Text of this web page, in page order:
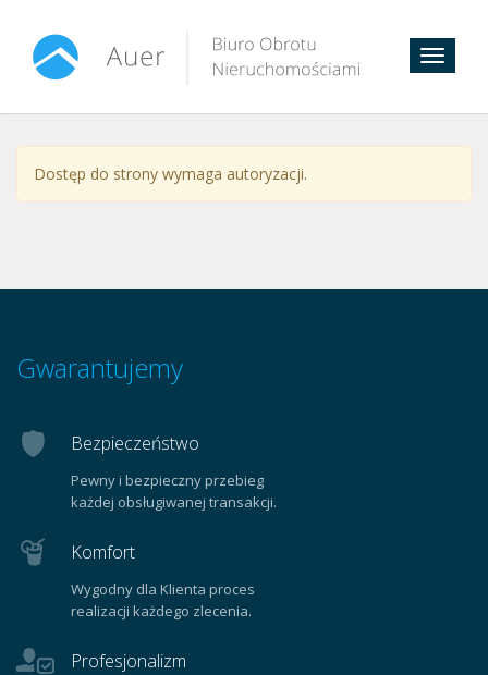
Toggle
Dostęp do strony wymaga autoryzacji.
Gwarantujemy
Bezpieczeństwo
Pewny i bezpieczny przebieg
każdej obsługiwanej transakcji.
Komfort
Wygodny dla Klienta proces
realizacji każdego zlecenia.
Profesjonalizm